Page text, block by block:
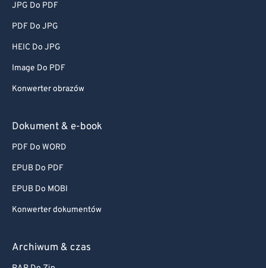
JPG Do PDF
PDF Do JPG
HEIC Do JPG
Image Do PDF
Konwerter obrazów
Dokument & e-book
PDF Do WORD
EPUB Do PDF
EPUB Do MOBI
Konwerter dokumentów
Archiwum & czas